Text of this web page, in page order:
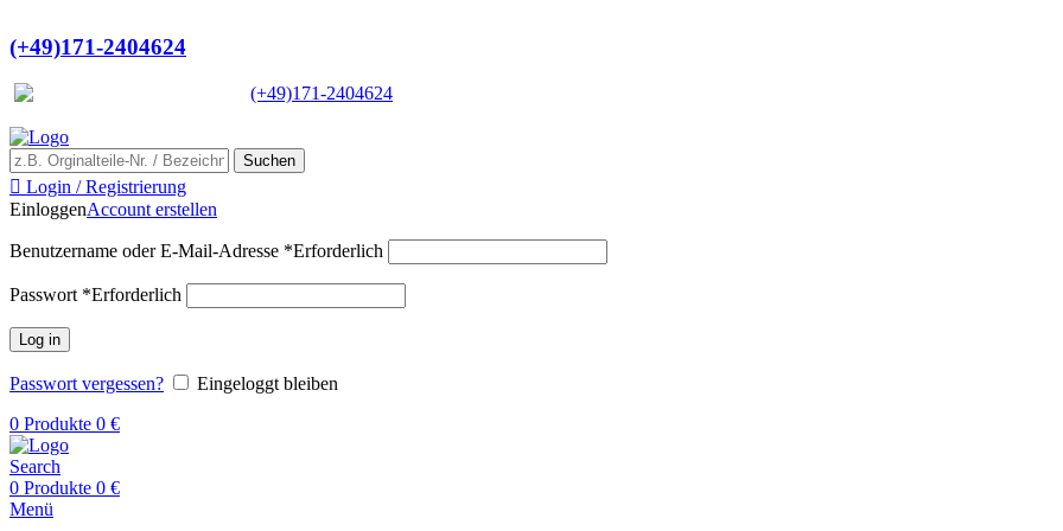
(+49)171-2404624
(+49)171-2404624
Suchen
Login / Registrierung
EinloggenAccount erstellen
Benutzername oder E-Mail-Adresse *Erforderlich
Passwort *Erforderlich
Log in
Passwort vergessen?
Eingeloggt bleiben
0 Produkte 0 €
Search
0 Produkte 0 €
Menü